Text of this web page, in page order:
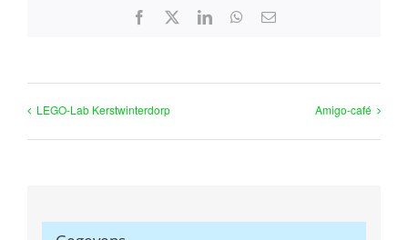
Facebook LinkedInWhatsApp
E-
LEGO-Lab Kerstwinterdorp Amigo-café